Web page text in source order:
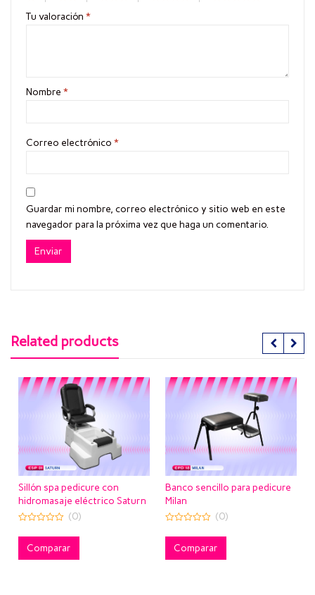
Tu valoración *
Nombre *
Correo electrónico *
Guardar mi nombre, correo electrónico y sitio web en este
navegador para la próxima vez que haga un comentario.
Related products
pedicure con
eléctrico Saturn
(0)
Banco sencillo para pedicure
Milan
(0)
Banco